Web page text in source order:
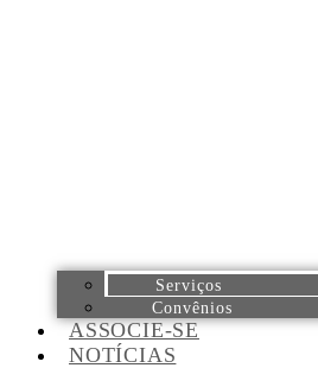
Serviços
Convênios
ASSOCIE-SE
NOTÍCIAS